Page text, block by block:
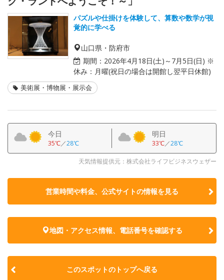
パズルや仕掛けを体験して、算数や数学が視
覚的に学べる
山口県・防府市
期間： 2026年4月18日(土)～7月5日(日) ※
休み：月曜(祝日の場合は開館し翌平日休館)
美術展・博物展・展示会
今日
35℃／28℃
明日
33℃／28℃
天気情報提供元：株式会社ライフビジネスウェザー
営業時間や料金、公式サイトの情報を見る
地図・アクセス情報、電話番号を確認する
このスポットのトップへ戻る